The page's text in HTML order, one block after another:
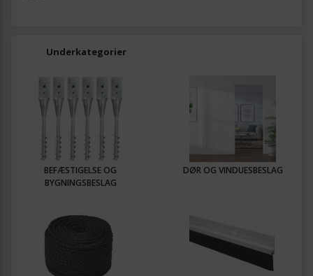
Underkategorier
BEFÆSTIGELSE OG
BYGNINGSBESLAG
DØR OG VINDUESBESLAG